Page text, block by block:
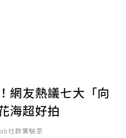
網友熱議七大「向
海超好拍
社群實驗室